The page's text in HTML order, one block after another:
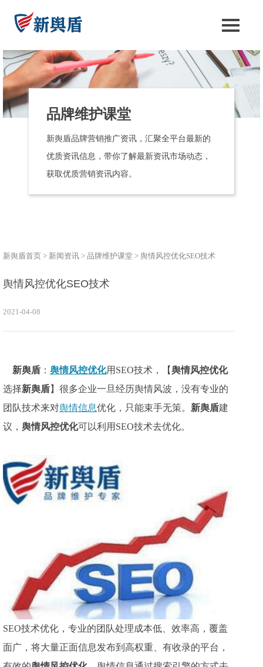
品牌维护课堂
新舆盾品牌营销推广资讯，汇聚全平台最新的
优质资讯信息，带你了解最新资讯市场动态，
获取优质营销资讯内容。
新舆盾首页 > 新闻资讯 > 品牌维护课堂 > 舆情风控优化SEO技术
舆情风控优化SEO技术
2021-04-08
新舆盾 ： 舆情风控优化用 SEO技术，【舆情风控优化
选择新舆盾】很多企业一旦经历舆情风波，没有专业的
团队技术来对舆情信息优化，只能束手无策。 新舆盾建
议， 舆情风控优化可以利用 SEO技术去优化。
SEO技术优化，专业的团队处理成本低、效率高，覆盖
面广，将大量正面信息发布到高权重、有收录的平台，